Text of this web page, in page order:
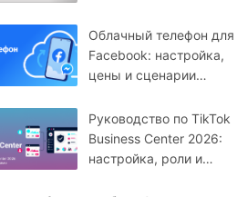
Облачный телефон для
Facebook: настройка,
цены и сценарии
году
Руководство по TikTok
Business Center 2026:
настройка, роли и